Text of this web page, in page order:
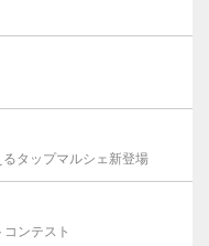
タップマルシェ新登場
ンテスト